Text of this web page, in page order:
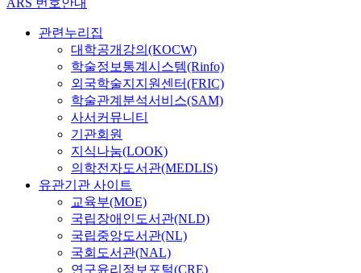
ARS 번호안내
관련누리집
대학공개강의(KOCW)
학술정보통계시스템(Rinfo)
외국학술지지원센터(FRIC)
학술관계분석서비스(SAM)
사서커뮤니티
기관회원
지식나눔(LOOK)
의학전자도서관(MEDLIS)
유관기관 사이트
교육부(MOE)
국립장애인도서관(NLD)
국립중앙도서관(NL)
국회도서관(NAL)
연구윤리정보포털(CRE)